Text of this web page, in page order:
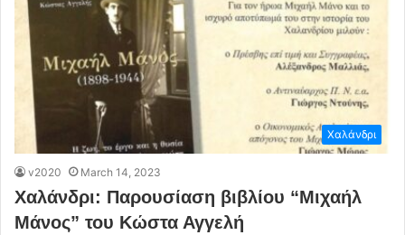
Χαλάνδρι
v2020 March 14, 2023
Χαλάνδρι: Παρουσίαση βιβλίου “Μιχαήλ
Μάνος” του Κώστα Αγγελή